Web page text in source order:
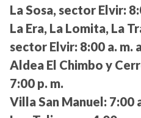
La Sosa, sector Elvir:
La Era, La Lomita, La
sector Elvir: 8:00 a. m.
Aldea El Chimbo y
7:00 p. m.
Villa San Manuel: 7:00